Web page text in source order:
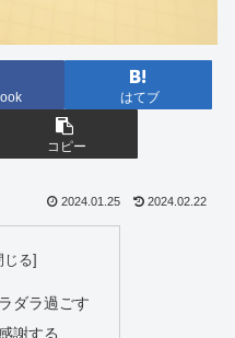
はてブ
コピー
2024.01.25 2024.02.22
ダラ過ごす
謝する